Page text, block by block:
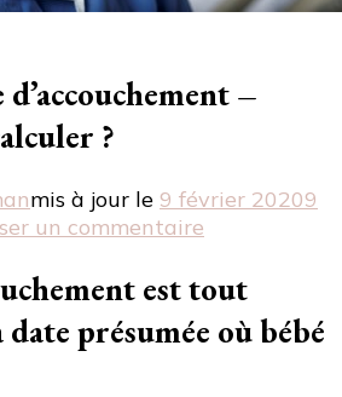
–
?
mis à jour le 9 février 20209
un commentaire
date
–
est tout
présumée où bébé